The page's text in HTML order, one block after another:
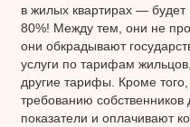
в жилых квартирах —
80%! Между тем, они не
они обкрадывают
услуги по тарифам
другие тарифы. Кроме того,
требованию
показатели и оплачивают